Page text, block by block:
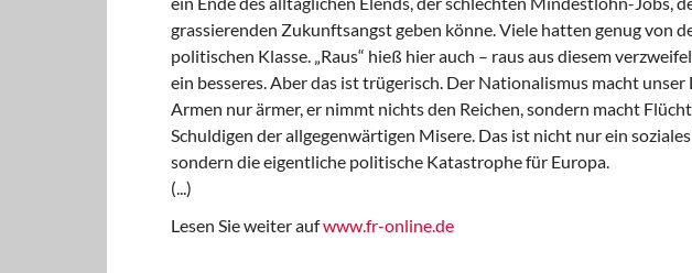
grassierenden Zukunftsangst geben könne. Viele hatten genug von
politischen Klasse. „Raus“ hieß hier auch – raus aus diesem
ein besseres. Aber das ist trügerisch. Der Nationalismus macht unser
Armen nur ärmer, er nimmt nichts den Reichen, sondern macht
Schuldigen der allgegenwärtigen Misere. Das ist nicht nur ein
sondern die eigentliche politische Katastrophe für Europa.
(...)
Lesen Sie weiter aufwww.fr-online.de